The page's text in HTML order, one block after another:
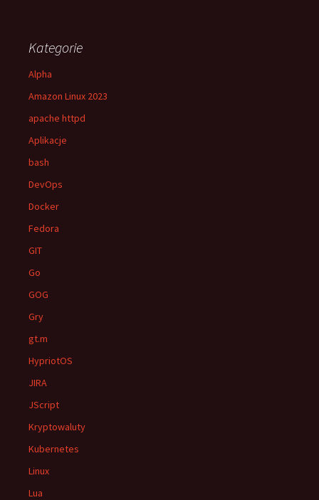
Kategorie
Alpha
Amazon Linux 2023
apache httpd
Aplikacje
bash
DevOps
Docker
Fedora
GIT
Go
GOG
Gry
gt.m
HypriotOS
JIRA
JScript
Kryptowaluty
Kubernetes
Linux
Lua